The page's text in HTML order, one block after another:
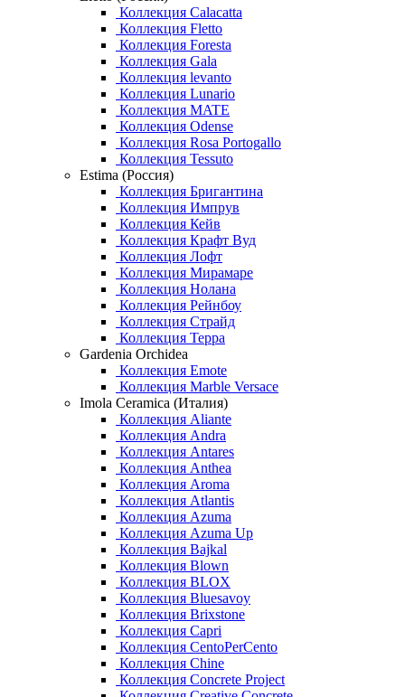
Коллекция Calacatta
Коллекция Fletto
Коллекция Foresta
Коллекция Gala
Коллекция levanto
Коллекция Lunario
Коллекция MATE
Коллекция Odense
Коллекция Rosa Portogallo
Коллекция Tessuto
Estima (Россия)
Коллекция Бригантина
Коллекция Импрув
Коллекция Кейв
Коллекция Крафт Вуд
Коллекция Лофт
Коллекция Мирамаре
Коллекция Нолана
Коллекция Рейнбоу
Коллекция Страйд
Коллекция Терра
Gardenia Orchidea
Коллекция Emote
Коллекция Marble Versace
Imola Ceramica (Италия)
Коллекция Aliante
Коллекция Andra
Коллекция Antares
Коллекция Anthea
Коллекция Aroma
Коллекция Atlantis
Коллекция Azuma
Коллекция Azuma Up
Коллекция Bajkal
Коллекция Blown
Коллекция BLOX
Коллекция Bluesavoy
Коллекция Brixstone
Коллекция Capri
Коллекция CentoPerCento
Коллекция Chine
Коллекция Concrete Project